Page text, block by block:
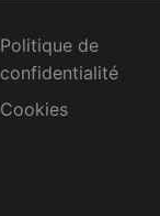
Politique de
confidentialité
Cookies